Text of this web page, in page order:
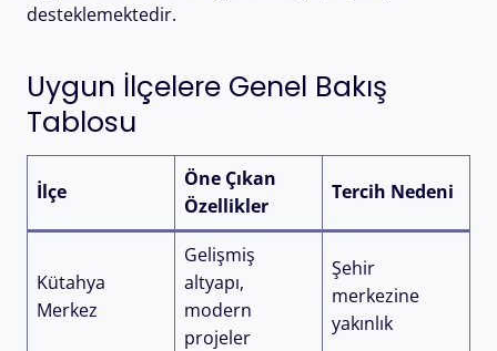
desteklemektedir.
Uygun İlçelere Genel Bakış
Tablosu
İlçe
Öne Çıkan
Özellikler
Tercih Nedeni
Kütahya
Merkez
Gelişmiş
altyapı,
modern
projeler
Şehir
merkezine
yakınlık